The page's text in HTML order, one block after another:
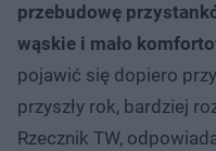
przebudowę
wąskie i mało
pojawić się dopiero
przyszły rok, bardziej
Rzecznik TW,